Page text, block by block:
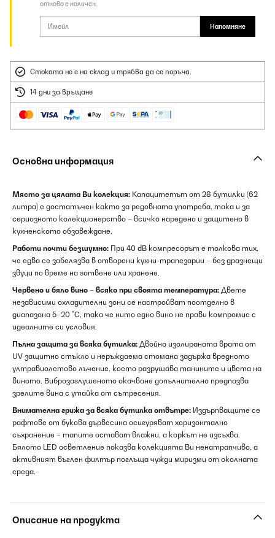
отново е наличен.
Напомняне
Стоката не е на склад и трябва да се поръча.
14 дни за връщане
Основна информация
Място за цялата Ви колекция: Капацитетът от 28 бутилки (62
литра) е достатъчен както за редовната употреба, така и за
сериозното колекционерство – всичко наредено и защитено в
кухненското обзавеждане.
Работи почти безшумно: При 40 dB компресорът е толкова тих,
че едва се забелязва в отворени кухни-трапезарии – без дразнещи
звуци по време на готвене или хранене.
Червено и бяло вино – всяко при своята температура: Двете
независими охладителни зони се настройват поотделно в
диапазона 5–20 °C, така че нито едно вино не прави компромис с
идеалните си условия.
Пълна защита за всяка бутилка: Двойно изолираната врата от
UV защитно стъкло и неръждаема стомана задържа вредното
ултравиолетово лъчение, което разрушава танините и цвета на
виното. Виброзаглушеното окачване допълнително предпазва
зрелите вина с утайка от сътресения.
Внимателна грижа за всяка бутилка отвътре: Издърпващите се
рафтове от букова дървесина осигуряват хоризонтално
съхранение – тапите остават влажни, а коркът не изсъхва.
Бялото LED осветление показва колекцията Ви ненатрапчиво, а
активният въглен филтър поглъща чужди миризми от околната
среда.
Описание на продукта